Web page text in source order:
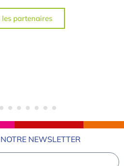
les partenaires
NEWSLETTER